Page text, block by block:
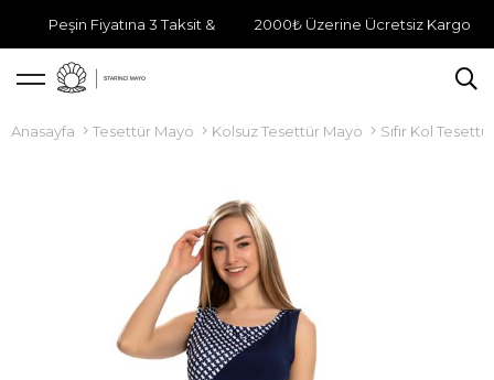
Peşin Fiyatına 3 Taksit & 2000₺ Üzerine Ücretsiz Kargo
Anasayfa Tesettür Mayo Kolsuz Tesettür Mayo Sıfır Kol